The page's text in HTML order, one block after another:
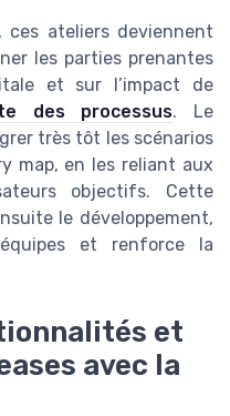
ces ateliers deviennent
les parties prenantes
et sur l’impact de
des processus. Le
très tôt les scénarios
map, en les reliant aux
objectifs. Cette
le développement,
et renforce la
et
avec la